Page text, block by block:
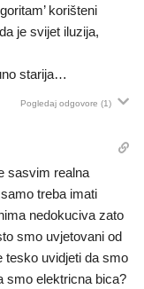
korišteni
je svijet iluzija,
starija…
Pogledaj odgovore (1)
sasvim realna
treba imati
nedokuciva zato
smo uvjetovani od
tesko uvidjeti da smo
smo elektricna bica?